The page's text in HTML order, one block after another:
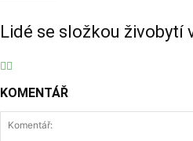
Lidé se složkou živobytí
KOMENTÁŘ